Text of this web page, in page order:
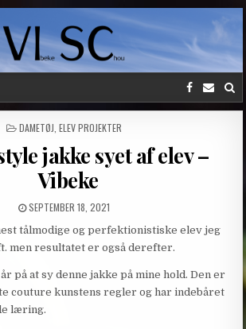
POSTED
DAMETØJ ELEV PROJEKTER
jakke syet af elev –
Vibeke
PUBLISHED
SEPTEMBER 18, 2021
tålmodige og perfektionistiske elev jeg
men resultatet er også derefter.
på at sy denne jakke på mine hold. Den er
couture kunstens regler og har indebåret
læring.